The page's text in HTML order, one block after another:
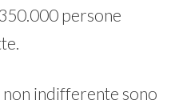
persone
indifferente sono